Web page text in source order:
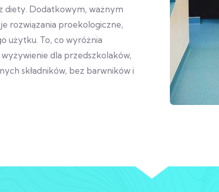
diety. Dodatkowym, ważnym
rozwiązania proekologiczne,
użytku. To, co wyróżnia
dla przedszkolaków,
składników, bez barwników i